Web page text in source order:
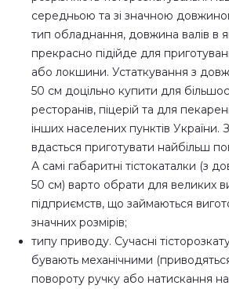
середньою та зі значною
тип обладнання, довжина валів в
прекрасно підійде для
або локшини. Устаткування з
50 см доцільно купити для
ресторанів, піцерій та для
інших населених пунктів
вдасться приготувати найбільш
А самі габаритні тістокаталки (з
50 см) варто обрати для великих
підприємств, що займаються
значних розмірів;
типу приводу. Сучасні
бувають механічними
повороту ручку або натискання